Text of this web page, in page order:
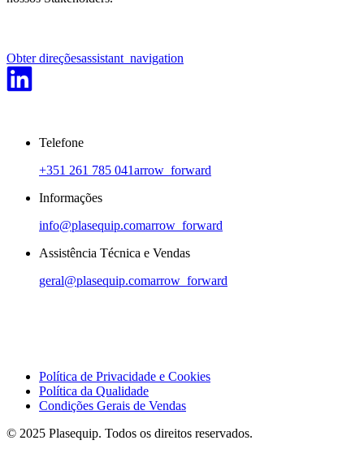
Obter direçõesassistant_navigation
Telefone
+351 261 785 041arrow_forward
Informações
info@plasequip.comarrow_forward
Assistência Técnica e Vendas
geral@plasequip.comarrow_forward
Política de Privacidade e Cookies
Política da Qualidade
Condições Gerais de Vendas
© 2025 Plasequip. Todos os direitos reservados.